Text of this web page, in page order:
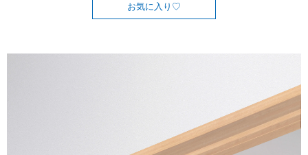
お気に入り